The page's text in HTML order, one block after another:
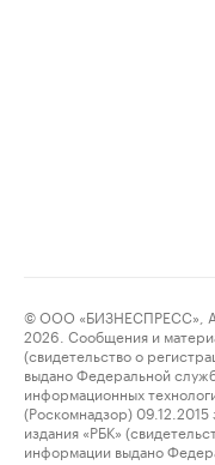
© ООО «БИЗНЕСПРЕСС»,
2026. Сообщения и
(свидетельство о
выдано Федеральной
информационных
(Роскомнадзор)
издания «РБК»
информации выдано